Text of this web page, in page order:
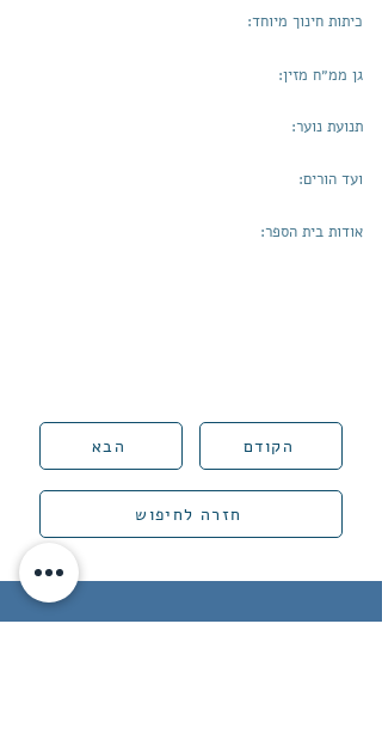
כיתות חינוך מיוחד:
גן ממ״ח מזין:
תנועת נוער:
ועד הורים:
אודות בית הספר:
הקודם הבא
חזרה לחיפוש